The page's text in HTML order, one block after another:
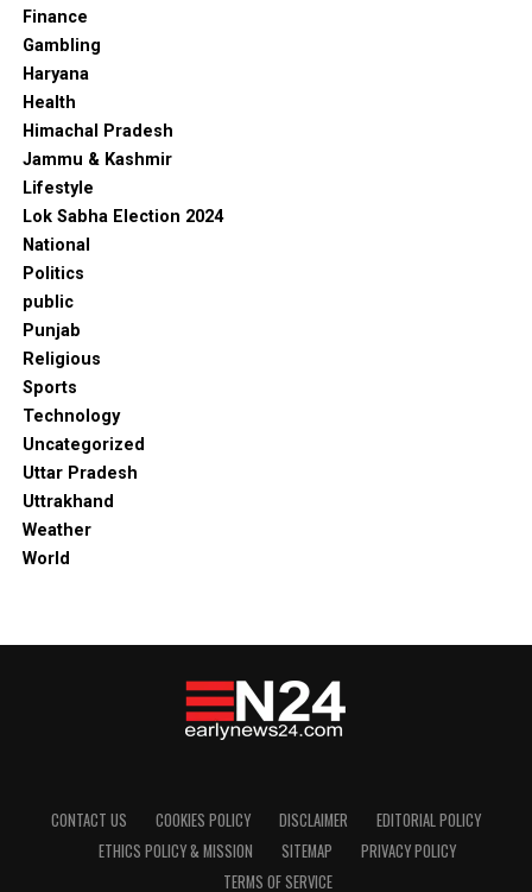
Finance
Gambling
Haryana
Health
Himachal Pradesh
Jammu & Kashmir
Lifestyle
Lok Sabha Election 2024
National
Politics
public
Punjab
Religious
Sports
Technology
Uncategorized
Uttar Pradesh
Uttrakhand
Weather
World
CONTACT US COOKIES POLICY DISCLAIMER
EDITORIAL POLICY
ETHICS POLICY & MISSION
SITEMAP
PRIVACY POLICY
TERMS OF SERVICE